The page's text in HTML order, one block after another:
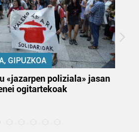
GIPUZKOA
«jazarpen poliziala» jasan
ogitartekoak